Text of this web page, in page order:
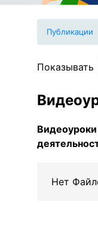
Публикации
Показывать
Видеоуроки
Нет